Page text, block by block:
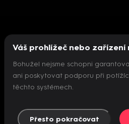
Nepodařilo se
Váš prohlížeč nebo
Bohužel nejsme schopni
ani poskytovat podporu při
těchto systémech.
Přesto pokračovat